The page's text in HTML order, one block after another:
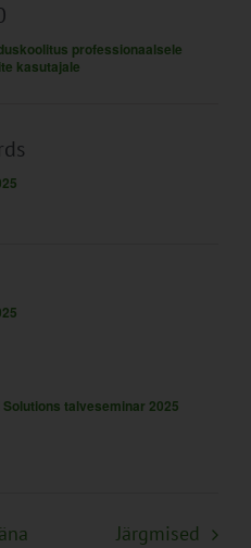
professionaalsele
kasutajale
talveseminar 2025
Järgmised